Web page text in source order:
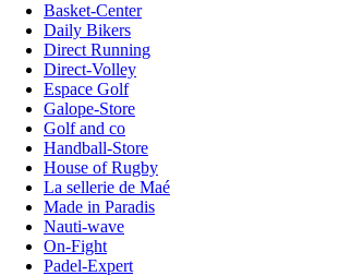
Basket-Center
Daily Bikers
Direct Running
Direct-Volley
Espace Golf
Galope-Store
Golf and co
Handball-Store
House of Rugby
La sellerie de Maé
Made in Paradis
Nauti-wave
On-Fight
Padel-Expert